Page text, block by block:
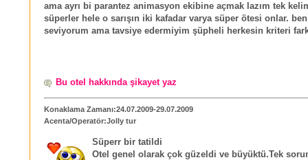
ama ayrı bi parantez animasyon ekibine açmak lazım tek
süperler hele o sarışın iki kafadar varya süper ötesi onlar.
seviyorum ama tavsiye edermiyim şüpheli herkesin kriteri
Bu otel hakkında şikayet yaz
Konaklama Zamanı:24.07.2009-29.07.2009
Acenta/Operatör:Jolly tur
Süperr bir tatildi
Otel genel olarak çok güzeldi ve büyüktü.Tek